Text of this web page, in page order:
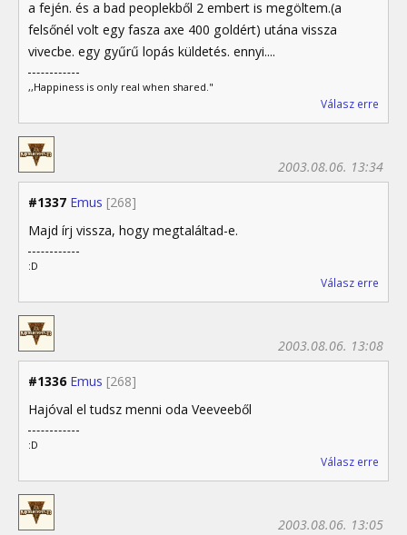
a fején. és a bad peoplekből 2 embert is megöltem.(a
felsőnél volt egy fasza axe 400 goldért) utána vissza
vivecbe. egy gyűrű lopás küldetés. ennyi....
,,Happiness is only real when shared."
Válasz erre
#1337 Emus [268]
2003.08.06. 13:34
Majd írj vissza, hogy megtaláltad-e.
:D
Válasz erre
#1336 Emus [268]
2003.08.06. 13:08
Hajóval el tudsz menni oda Veeveeből
:D
Válasz erre
2003.08.06. 13:05